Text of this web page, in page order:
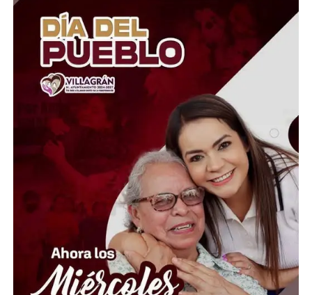
Aunque la FDA mantiene abierta la investigación y
continúa analizando la posible relación entre el brote de
ciclosporiasis y productos distribuidos por Taylor Farms
México, reconoció que la prueba que señalaba
directamente a la lechuga de Guanajuato no fue
La rectificación representa un alivio para los
productores agrícolas del estado, quienes habían sido
señalados como el posible origen del brote que afectó a
miles de personas en Estados Unidos. La investigación
continúa para determinar con certeza de dónde provino
la contaminación.